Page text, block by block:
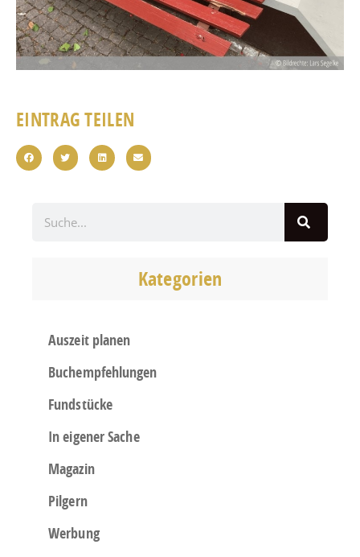
EINTRAG TEILEN
Kategorien
Auszeit planen
Buchempfehlungen
Fundstücke
In eigener Sache
Magazin
Pilgern
Werbung